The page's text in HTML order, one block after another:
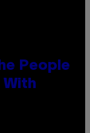
People
With